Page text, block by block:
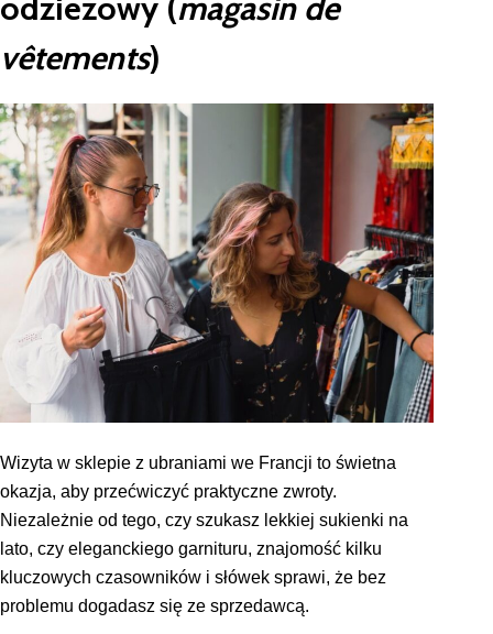
vêtements)
Wizyta w sklepie z ubraniami we Francji to świetna
okazja, aby przećwiczyć praktyczne zwroty.
Niezależnie od tego, czy szukasz lekkiej sukienki na
lato, czy eleganckiego garnituru, znajomość kilku
kluczowych czasowników i słówek sprawi, że bez
problemu dogadasz się ze sprzedawcą.